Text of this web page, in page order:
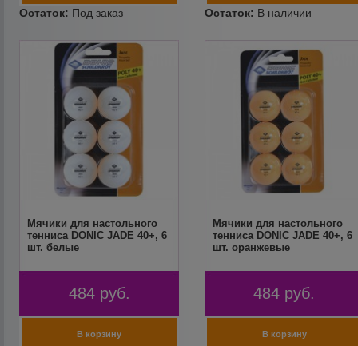
Мячики для настольного
тенниса DONIC JADE 40+, 6
шт. белые
484 руб.
Мячики для настольного
тенниса DONIC JADE 40+, 6
шт. оранжевые
484 руб.